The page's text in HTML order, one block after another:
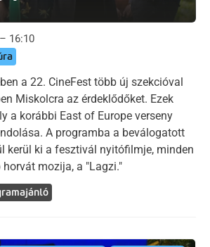
16:10
a 22. CineFest több új szekcióval
Miskolcra az érdeklődőket. Ezek
a korábbi East of Europe verseny
A programba a beválogatott
kerül ki a fesztivál nyitófilmje, minden
mozija, a "Lagzi."